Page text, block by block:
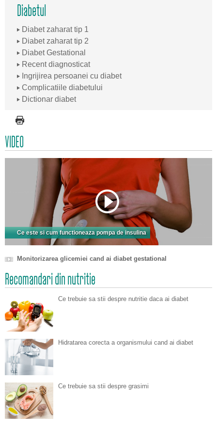
Diabetul
Diabet zaharat tip 1
Diabet zaharat tip 2
Diabet Gestational
Recent diagnosticat
Ingrijirea persoanei cu diabet
Complicatiile diabetului
Dictionar diabet
VIDEO
Ce este si cum functioneaza pompa de insulina
Monitorizarea glicemiei cand ai diabet gestational
Recomandari din nutritie
Ce trebuie sa stii despre nutritie daca ai diabet
Hidratarea corecta a organismului cand ai diabet
Ce trebuie sa stii despre grasimi